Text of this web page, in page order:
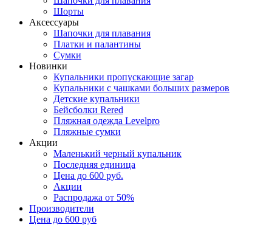
Шорты
Аксессуары
Шапочки для плавания
Платки и палантины
Сумки
Новинки
Купальники пропускающие загар
Купальники с чашками больших размеров
Детские купальники
Бейсболки Rered
Пляжная одежда Levelpro
Пляжные сумки
Акции
Маленький черный купальник
Последняя единица
Цена до 600 руб.
Акции
Распродажа от 50%
Производители
Цена до 600 руб